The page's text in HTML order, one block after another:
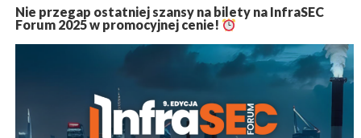
Nie przegap ostatniej szansy na bilety na InfraSEC
Forum 2025 w promocyjnej cenie!